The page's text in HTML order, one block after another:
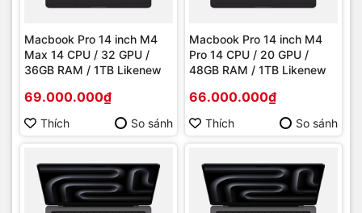
Macbook Pro 14 inch M4
Max 14 CPU / 32 GPU /
36GB RAM / 1TB Likenew
69.000.000₫
Thích So sánh
Macbook Pro 14 inch M4
Pro 14 CPU / 20 GPU /
48GB RAM / 1TB Likenew
66.000.000₫
Thích So sánh